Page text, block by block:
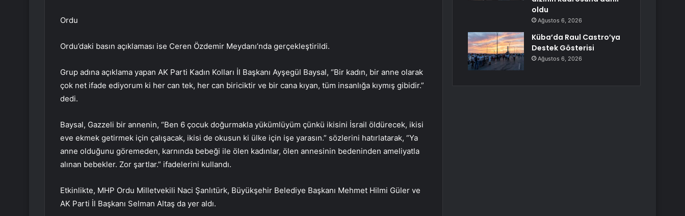
Ordu
Ordu’daki basın açıklaması ise Ceren Özdemir Meydanı’nda gerçekleştirildi.
Grup adına açıklama yapan AK Parti Kadın Kolları İl Başkanı Ayşegül Baysal, “Bir kadın, bir anne olarak
çok net ifade ediyorum ki her can tek, her can biriciktir ve bir cana kıyan, tüm insanlığa kıymış gibidir.”
dedi.
Baysal, Gazzeli bir annenin, “Ben 6 çocuk doğurmakla yükümlüyüm çünkü ikisini İsrail öldürecek, ikisi
eve ekmek getirmek için çalışacak, ikisi de okusun ki ülke için işe yarasın.” sözlerini hatırlatarak, “Ya
anne olduğunu göremeden, karnında bebeği ile ölen kadınlar, ölen annesinin bedeninden ameliyatla
alınan bebekler. Zor şartlar.” ifadelerini kullandı.
Etkinlikte, MHP Ordu Milletvekili Naci Şanlıtürk, Büyükşehir Belediye Başkanı Mehmet Hilmi Güler ve
AK Parti İl Başkanı Selman Altaş da yer aldı.
oldu
Ağustos 6, 2026
Küba’da Raul Castro’ya
Destek Gösterisi
Ağustos 6, 2026